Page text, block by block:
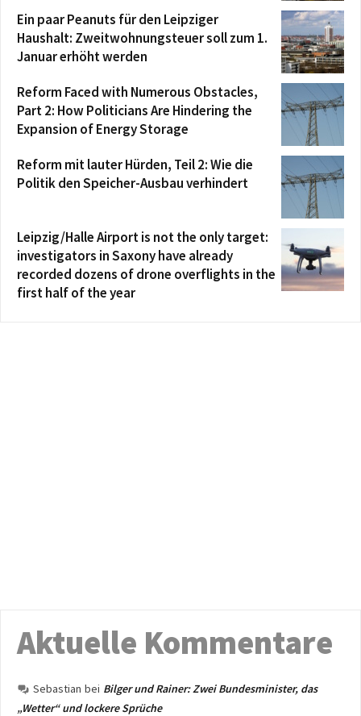
Ein paar Peanuts für den Leipziger
Haushalt: Zweitwohnungsteuer soll zum 1.
Januar erhöht werden
Reform Faced with Numerous Obstacles,
Part 2: How Politicians Are Hindering the
Expansion of Energy Storage
Reform mit lauter Hürden, Teil 2: Wie die
Politik den Speicher-Ausbau verhindert
Leipzig/Halle Airport is not the only target:
investigators in Saxony have already
recorded dozens of drone overflights in the
first half of the year
Aktuelle Kommentare
Sebastian bei Bilger und Rainer: Zwei Bundesminister, das
„Wetter“ und lockere Sprüche